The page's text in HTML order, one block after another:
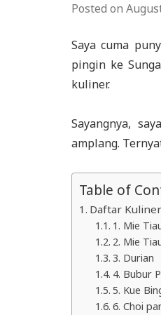
Posted on
Saya cuma
pingin ke
kuliner.
Sayangnya,
amplang.
Table of
Daftar
1. Mie
2. Mie
3. Durian
4. Bubur
5. Kue
6. Choi